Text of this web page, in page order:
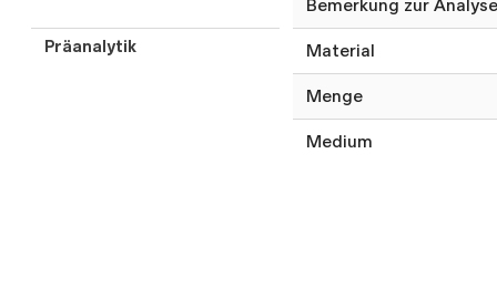
Bemerkung zur Analyse
Präanalytik Material
Menge
Medium